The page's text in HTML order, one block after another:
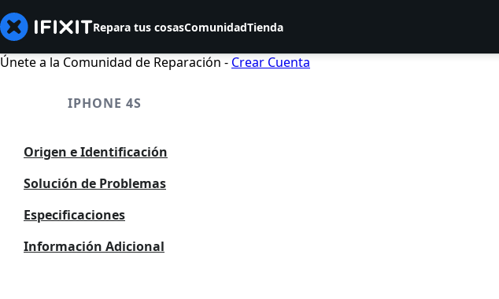
Repara tus cosasComunidadTienda
Únete a la Comunidad de Reparación - Crear Cuenta
IPHONE 4S
Origen e Identificación
Solución de Problemas
Especificaciones
Información Adicional